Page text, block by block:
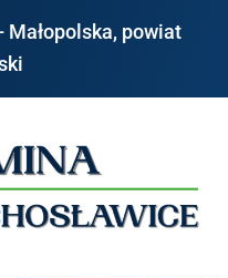
Małopolska, powiat